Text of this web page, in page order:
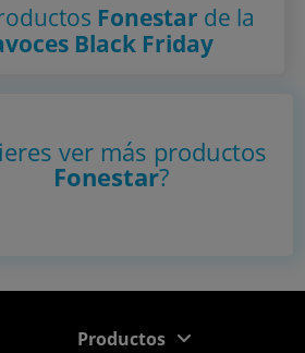
Fonestar de la
Black Friday
ver más productos
Fonestar?
Productos